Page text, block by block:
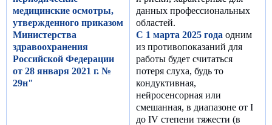
медицинские осмотры,
утвержденного приказом
Министерства
здравоохранения
Российской Федерации
от 28 января 2021 г. №
29н"
данных профессиональных
областей.
С 1 марта 2025 года одним
из противопоказаний для
работы будет считаться
потеря слуха, будь то
кондуктивная,
нейросенсорная или
смешанная, в диапазоне от I
до IV степени тяжести (в